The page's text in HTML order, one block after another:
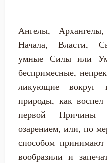
Жизнь
Забота
Зависть
Загробная жизнь
Закон Божий
Заповеди
Ангелы,
Начала, Власти,
умные Силы или
беспримесные,
ликующие вокруг
природы, как
первой Причины
озарением, или, по
способом
вообразили и